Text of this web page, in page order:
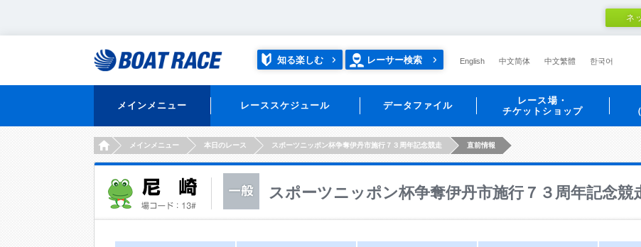
ネ
知る楽しむ レーサー検索 English 中文简体 中文繁體 한국어
メインメニュー レーススケジュール データファイル
レース場・
チケットショップ
HOMEメインメニュー 本日のレース スポーツニッポン杯争奪伊丹市施行７３周年記念競走 直前情報
スポーツニッポン杯争奪伊丹市施行７３周年記念競